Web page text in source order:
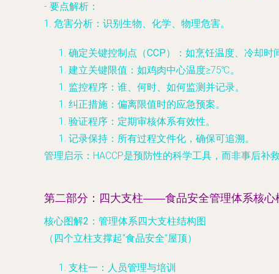
- 要点解析 ：
1. 危害分析 ：识别生物、化学、物理危害。
确定关键控制点（CCP）
：如烹饪温度、冷却时
建立关键限值 ：如鸡肉中心温度≥75℃。
监控程序 ：谁、何时、如何监测并记录。
纠正措施 ：偏离限值时的应急预案。
验证程序 ：定期审核体系有效性。
记录保持 ：所有过程文件化，确保可追溯。
管理启示 ：HACCP是预防性的科学工具，而非事后补
第二部分：四大支柱——食品安全管理体系核心
核心图解2：管理体系四大支柱结构图
（四个立柱支撑起“食品安全”屋顶）
支柱一：人员管理与培训